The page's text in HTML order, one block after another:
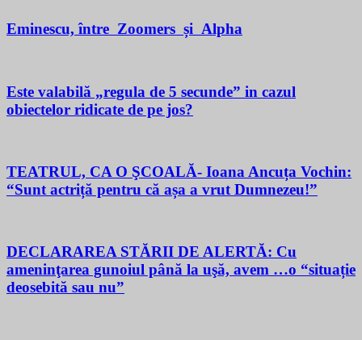
Eminescu, între Zoomers și Alpha
Este valabilă „regula de 5 secunde” in cazul
obiectelor ridicate de pe jos?
TEATRUL, CA O ŞCOALĂ- Ioana Ancuța Vochin:
“Sunt actriță pentru că așa a vrut Dumnezeu!”
DECLARAREA STĂRII DE ALERTĂ: Cu
ameninţarea gunoiul până la uşă, avem …o “situație
deosebită sau nu”